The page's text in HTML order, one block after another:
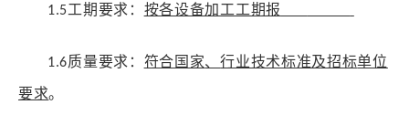
1.5工期要求： 按各设备加工工期报
1.6质量要求： 符合国家、行业技术标准及招标单位
要求。